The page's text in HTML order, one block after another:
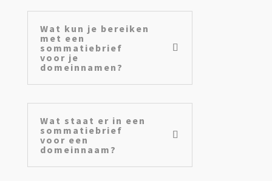
Wat kun je bereiken
met een
sommatiebrief
voor je
domeinnamen?
Wat staat er in een
sommatiebrief
voor een
domeinnaam?